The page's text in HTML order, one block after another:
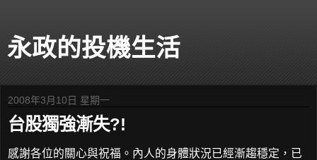
永政的投機生活
2008年3月10日 星期一
台股獨強漸失?!
感謝各位的關心與祝福。內人的身體狀況已經漸趨穩定，已